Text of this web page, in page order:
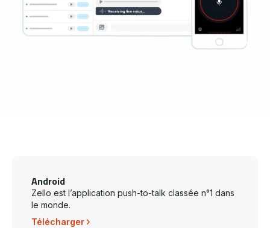
Android
Zello est l’application push-to-talk classée n°1 dans
le monde.
Télécharger